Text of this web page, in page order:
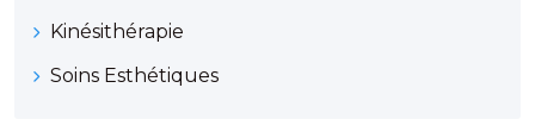
Kinésithérapie
Soins Esthétiques